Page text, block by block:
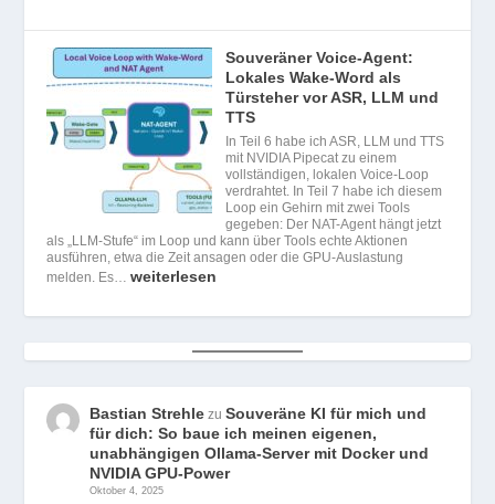
Souveräner Voice-Agent:
Lokales Wake-Word als
Türsteher vor ASR, LLM und
TTS
In Teil 6 habe ich ASR, LLM und TTS
mit NVIDIA Pipecat zu einem
vollständigen, lokalen Voice-Loop
verdrahtet. In Teil 7 habe ich diesem
Loop ein Gehirn mit zwei Tools
gegeben: Der NAT-Agent hängt jetzt
als „LLM-Stufe“ im Loop und kann über Tools echte Aktionen
ausführen, etwa die Zeit ansagen oder die GPU-Auslastung
melden. Es…weiterlesen
Bastian Strehle zuSouveräne KI für mich und
für dich: So baue ich meinen eigenen,
unabhängigen Ollama-Server mit Docker und
NVIDIA GPU-Power
Oktober 4, 2025